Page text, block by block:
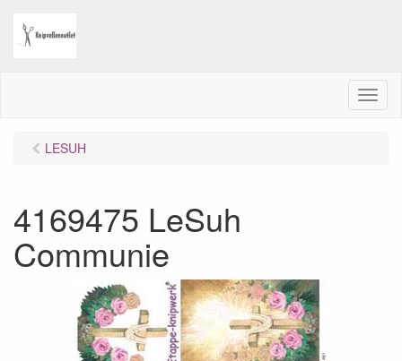
M
e
LESUH
4169475 LeSuh
Communie